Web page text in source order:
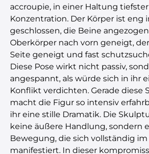
accroupie, in einer Haltung
Konzentration. Der Körper ist eng
geschlossen, die Beine
Oberkörper nach vorn geneigt,
Seite geneigt und fast
Diese Pose wirkt nicht passiv,
angespannt, als würde sich in ihr
Konflikt verdichten. Gerade diese
macht die Figur so intensiv
ihr eine stille Dramatik. Die
keine äußere Handlung, sondern
Bewegung, die sich vollständig im
manifestiert. In dieser